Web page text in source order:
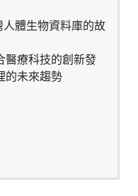
人體生物資料庫的故
醫療科技的創新發
的未來趨勢